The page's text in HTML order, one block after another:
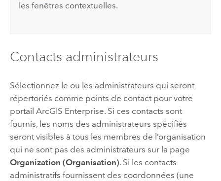
les fenêtres contextuelles.
Contacts administrateurs
Sélectionnez le ou les administrateurs qui seront
répertoriés comme points de contact pour votre
portail ArcGIS Enterprise. Si ces contacts sont
fournis, les noms des administrateurs spécifiés
seront visibles à tous les membres de l’organisation
qui ne sont pas des administrateurs sur la page
Organization (Organisation). Si les contacts
administratifs fournissent des coordonnées (une